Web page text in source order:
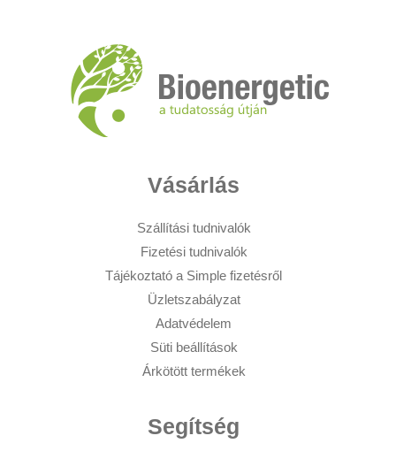
Vásárlás
Szállítási tudnivalók
Fizetési tudnivalók
Tájékoztató a Simple fizetésről
Üzletszabályzat
Adatvédelem
Süti beállítások
Árkötött termékek
Segítség